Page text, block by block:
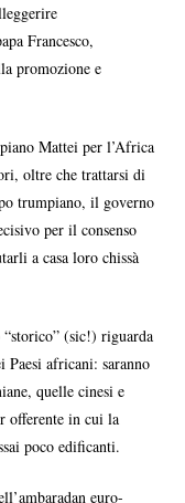
Francesco,
promozione e
Mattei per l’Africa
oltre che trattarsi di
trumpiano, il governo
per il consenso
a casa loro chissà
(sic!) riguarda
africani: saranno
quelle cinesi e
offerente in cui la
poco edificanti.
euro-